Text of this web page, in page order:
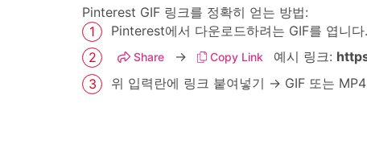
Pinterest GIF 링크를 정확히 얻는 방법:
Pinterest에서 다운로드하려는 GIF를 엽니다.
Share → Copy Link 예시 링크:
위 입력란에 링크 붙여넣기 → GIF 또는